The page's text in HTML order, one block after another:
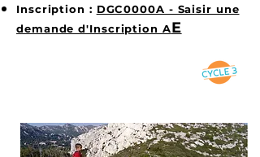
Inscription : DGC0000A - Saisir une
demande d'Inscription AE